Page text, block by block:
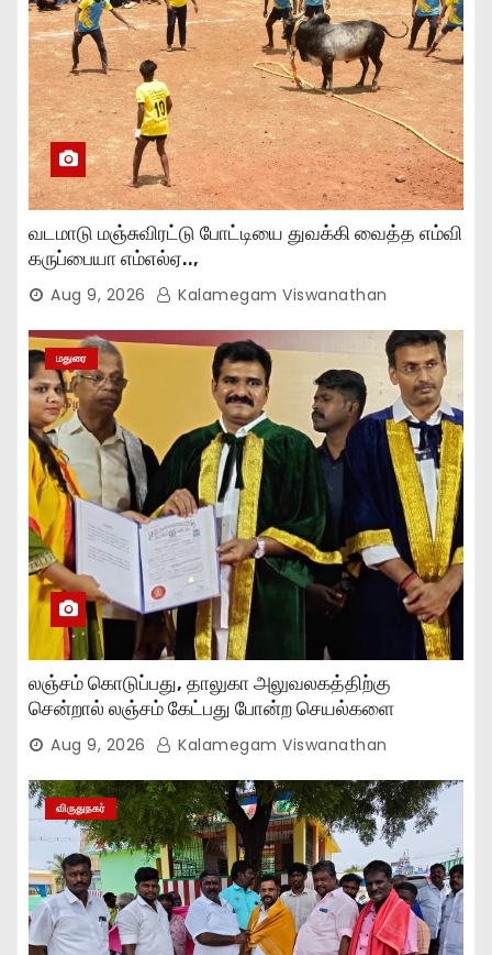
வடமாடு மஞ்சுவிரட்டு போட்டியை துவக்கி வைத்த எம்வி
கருப்பையா எம்எல்ஏ..,
Aug 9, 2026 Kalamegam Viswanathan
மதுரை
லஞ்சம் கொடுப்பது, தாலுகா அலுவலகத்திற்கு
சென்றால் லஞ்சம் கேட்பது போன்ற செயல்களை
நிறுத்தியுள்ளோம்..,
Aug 9, 2026 Kalamegam Viswanathan
விருதுநகர்